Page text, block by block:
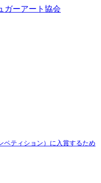
ペティション）に入賞するため